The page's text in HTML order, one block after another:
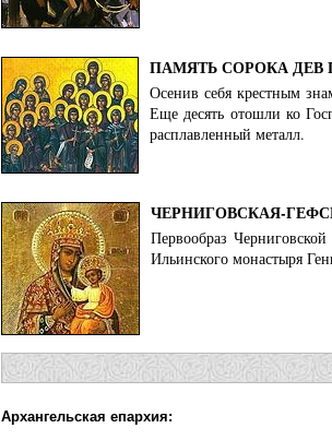
ПАМЯТЬ СОРОКА
Осенив себя крестным
Еще десять отошли ко
расплавленный металл.
ЧЕРНИГОВСКАЯ-
Первообраз
Ильинского монастыря
Архангельская епархия: